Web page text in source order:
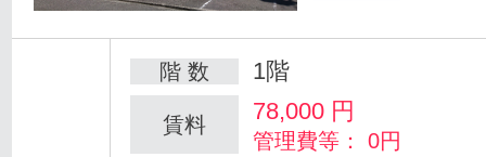
階 数 1階
賃料 78,000 円
管理費等： 0円